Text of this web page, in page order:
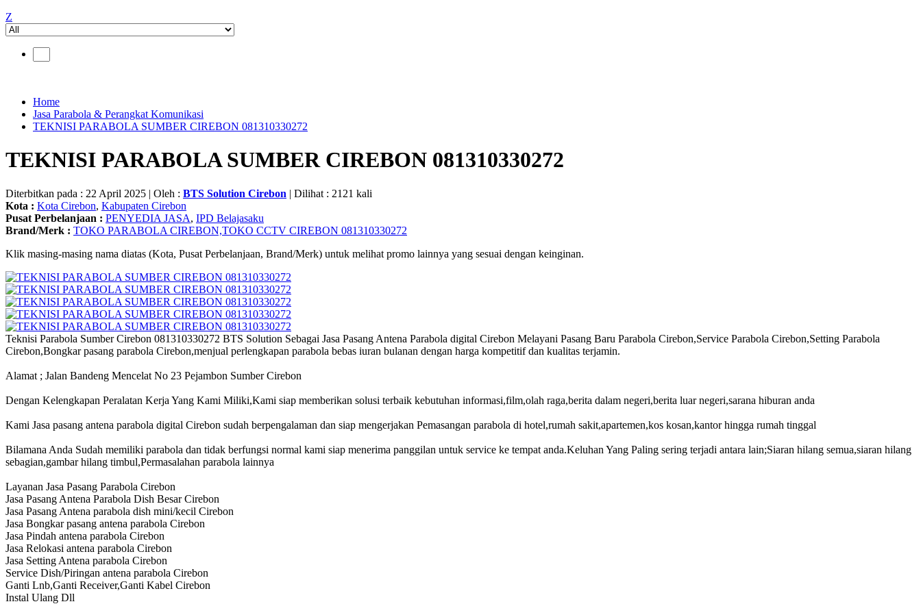
Z
Home
Jasa Parabola & Perangkat Komunikasi
TEKNISI PARABOLA SUMBER CIREBON 081310330272
TEKNISI PARABOLA SUMBER CIREBON 081310330272
Diterbitkan pada : 22 April 2025 | Oleh : BTS Solution Cirebon | Dilihat : 2121 kali
Kota : Kota Cirebon, Kabupaten Cirebon
Pusat Perbelanjaan : PENYEDIA JASA, IPD Belajasaku
Brand/Merk : TOKO PARABOLA CIREBON,TOKO CCTV CIREBON 081310330272
Klik masing-masing nama diatas (Kota, Pusat Perbelanjaan, Brand/Merk) untuk melihat promo lainnya yang sesuai dengan keinginan.
Teknisi Parabola Sumber Cirebon 081310330272 BTS Solution Sebagai Jasa Pasang Antena Parabola digital Cirebon Melayani Pasang Baru Parabola Cirebon,Service Parabola Cirebon,Setting Parabola
Cirebon,Bongkar pasang parabola Cirebon,menjual perlengkapan parabola bebas iuran bulanan dengan harga kompetitif dan kualitas terjamin.
Alamat ; Jalan Bandeng Mencelat No 23 Pejambon Sumber Cirebon
Dengan Kelengkapan Peralatan Kerja Yang Kami Miliki,Kami siap memberikan solusi terbaik kebutuhan informasi,film,olah raga,berita dalam negeri,berita luar negeri,sarana hiburan anda
Kami Jasa pasang antena parabola digital Cirebon sudah berpengalaman dan siap mengerjakan Pemasangan parabola di hotel,rumah sakit,apartemen,kos kosan,kantor hingga rumah tinggal
Bilamana Anda Sudah memiliki parabola dan tidak berfungsi normal kami siap menerima panggilan untuk service ke tempat anda.Keluhan Yang Paling sering terjadi antara lain;Siaran hilang semua,siaran hilang
sebagian,gambar hilang timbul,Permasalahan parabola lainnya
Layanan Jasa Pasang Parabola Cirebon
Jasa Pasang Antena Parabola Dish Besar Cirebon
Jasa Pasang Antena parabola dish mini/kecil Cirebon
Jasa Bongkar pasang antena parabola Cirebon
Jasa Pindah antena parabola Cirebon
Jasa Relokasi antena parabola Cirebon
Jasa Setting Antena parabola Cirebon
Service Dish/Piringan antena parabola Cirebon
Ganti Lnb,Ganti Receiver,Ganti Kabel Cirebon
Instal Ulang Dll